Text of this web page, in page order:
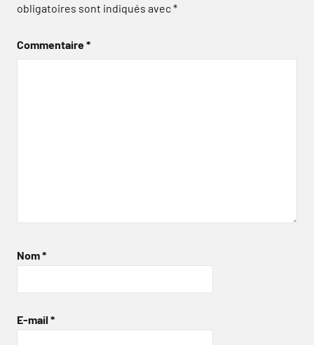
obligatoires sont indiqués avec*
Commentaire*
Nom*
E-mail *